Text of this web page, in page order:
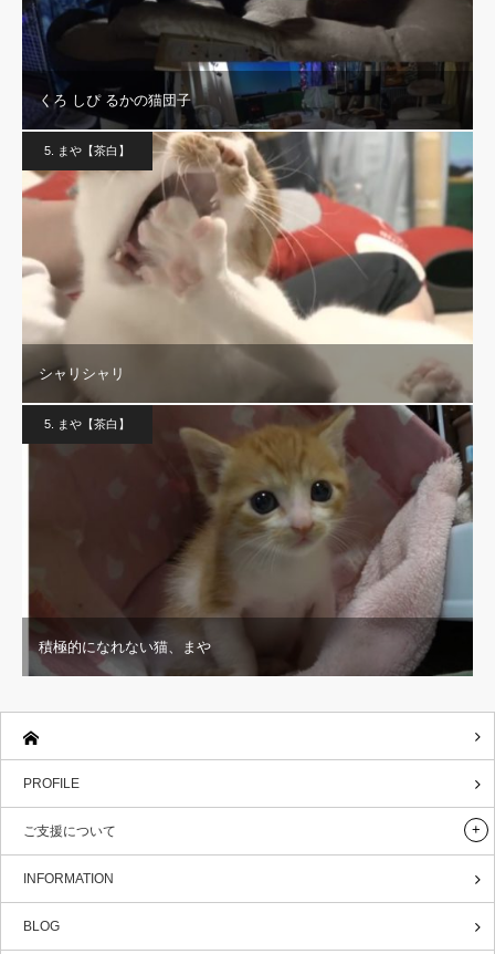
くろ しぴ るかの猫団子
5. まや【茶白】
シャリシャリ
5. まや【茶白】
積極的になれない猫、まや
PROFILE
ご支援について
INFORMATION
BLOG